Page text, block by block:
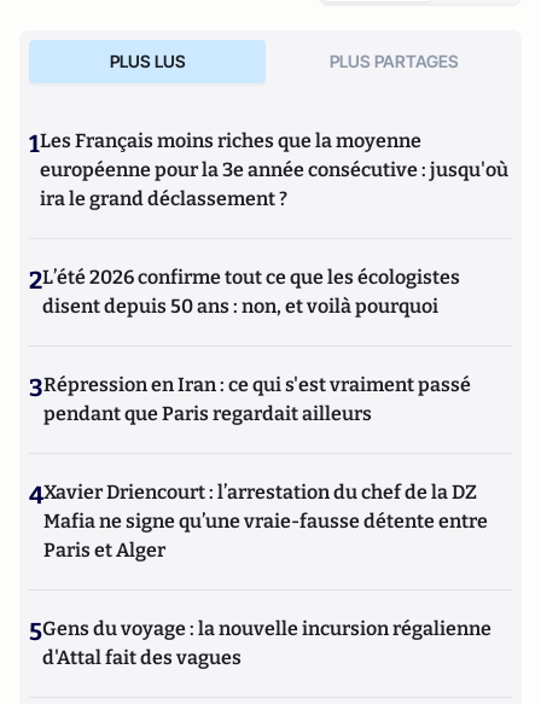
PLUS LUS PLUS PARTAGES
1Les Français moins riches que la moyenne
européenne pour la 3e année consécutive : jusqu'où
ira le grand déclassement ?
2L’été 2026 confirme tout ce que les écologistes
disent depuis 50 ans : non, et voilà pourquoi
3Répression en Iran : ce qui s'est vraiment passé
pendant que Paris regardait ailleurs
4Xavier Driencourt : l’arrestation du chef de la DZ
Mafia ne signe qu’une vraie-fausse détente entre
Paris et Alger
5Gens du voyage : la nouvelle incursion régalienne
d'Attal fait des vagues